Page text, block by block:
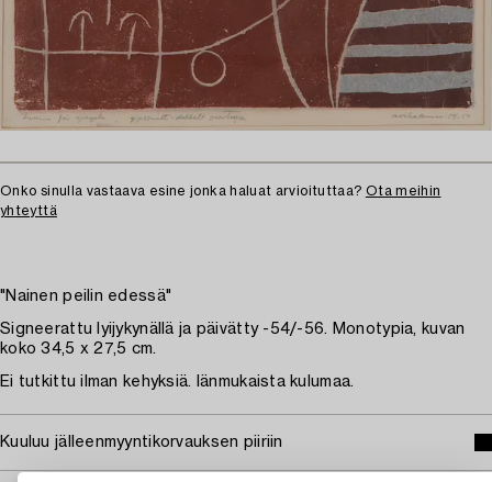
Onko sinulla vastaava esine jonka haluat arvioituttaa? Ota meihin
yhteyttä
"Nainen peilin edessä"
Signeerattu lyijykynällä ja päivätty -54/-56. Monotypia, kuvan
koko 34,5 x 27,5 cm.
Ei tutkittu ilman kehyksiä. Iänmukaista kulumaa.
Kuuluu jälleenmyyntikorvauksen piiriin